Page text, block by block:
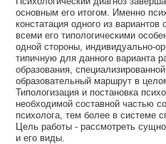
основным его итогом. Именно
констатация одного из
всеми его типологическими
одной стороны, индивидуально-
типичную для данного варианта
образования,
образовательный маршрут в
Типологизация и постановка
необходимой составной частью
психолога, тем более в системе
Цель работы - рассмотреть
и его виды.